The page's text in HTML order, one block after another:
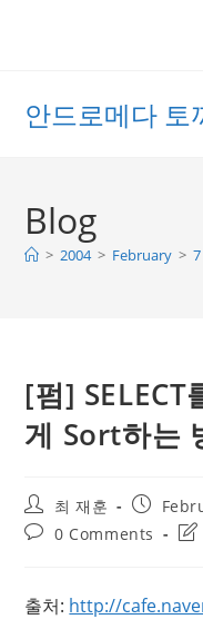
안드로메다 토
Blog
> 2004 > February > 7
[펌]
게 Sort하는
Post
author:
최 재훈
Post
Post0 Comments
출처: http://